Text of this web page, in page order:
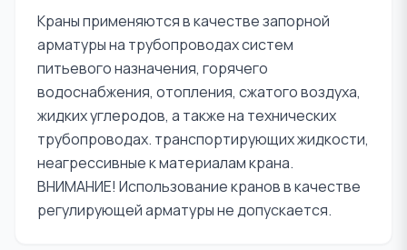
Краны применяются в качестве запорной
арматуры на трубопроводах систем
питьевого назначения, горячего
водоснабжения, отопления, сжатого воздуха,
жидких углеродов, а также на технических
трубопроводах. транспортирующих жидкости,
неагрессивные к материалам крана.
ВНИМАНИЕ! Использование кранов в качестве
регулирующей арматуры не допускается.